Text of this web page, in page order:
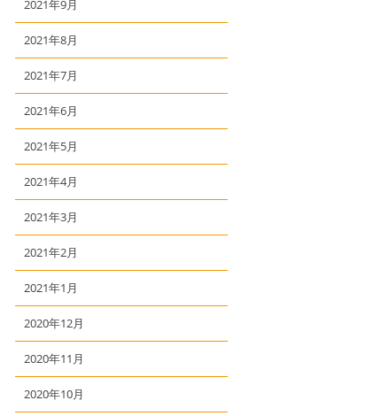
2021年9月
2021年8月
2021年7月
2021年6月
2021年5月
2021年4月
2021年3月
2021年2月
2021年1月
2020年12月
2020年11月
2020年10月